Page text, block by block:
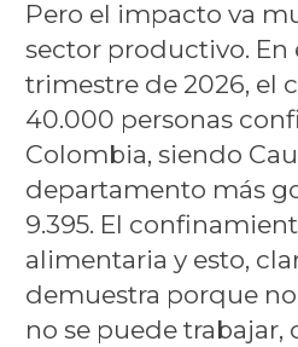
Pero el impacto va
sector productivo. En
trimestre de 2026, el
40.000 personas
Colombia, siendo
departamento más
9.395. El
alimentaria y esto,
demuestra porque
no se puede trabajar,